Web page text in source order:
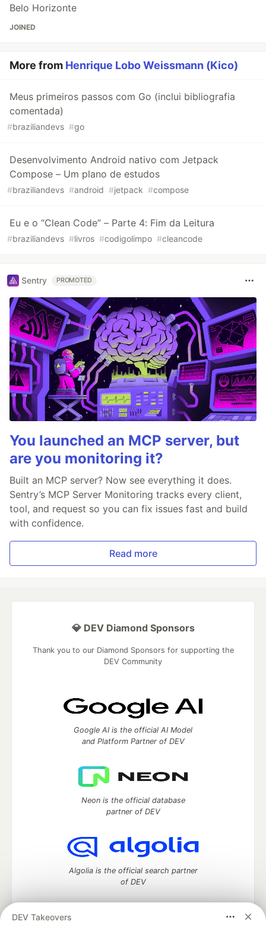
Belo Horizonte
JOINED
More from Henrique Lobo Weissmann (Kico)
Meus primeiros passos com Go (inclui bibliografia
comentada)
#braziliandevs #go
Desenvolvimento Android nativo com Jetpack
Compose – Um plano de estudos
#braziliandevs #android #jetpack #compose
Eu e o “Clean Code” – Parte 4: Fim da Leitura
#braziliandevs #livros #codigolimpo #cleancode
Sentry PROMOTED
You launched an MCP server, but
are you monitoring it?
Built an MCP server? Now see everything it does.
Sentry’s MCP Server Monitoring tracks every client,
tool, and request so you can fix issues fast and build
with confidence.
Read more
DEV Takeovers
💎 DEV Diamond Sponsors
Thank you to our Diamond Sponsors for supporting the
DEV Community
Google AI is the official AI Model
and Platform Partner of DEV
Neon is the official database
partner of DEV
Algolia is the official search partner
of DEV